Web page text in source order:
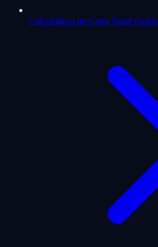
Calculadora de Carta Natal Gratis